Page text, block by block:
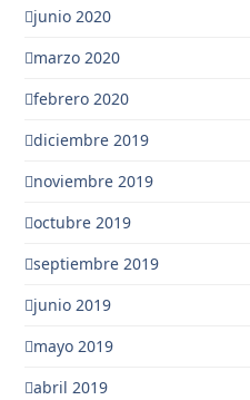
junio 2020
marzo 2020
febrero 2020
diciembre 2019
noviembre 2019
octubre 2019
septiembre 2019
junio 2019
mayo 2019
abril 2019